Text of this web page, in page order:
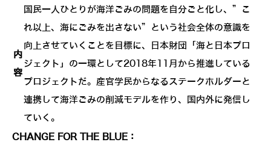
内
容
国民一人ひとりが海洋ごみの問題を自分ごと化し、”こ
れ以上、海にごみを出さない”という社会全体の意識を
向上させていくことを目標に、日本財団「海と日本プロ
ジェクト」の一環として2018年11月から推進している
プロジェクトだ。産官学民からなるステークホルダーと
連携して海洋ごみの削減モデルを作り、国内外に発信し
ていく。
CHANGE FOR THE BLUE：